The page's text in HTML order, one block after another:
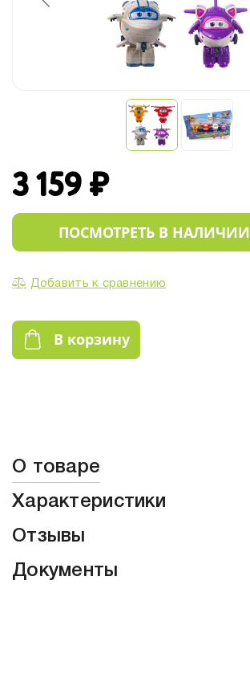
3 159 ₽
ПОСМОТРЕТЬ В НАЛИЧИИ
Добавить к сравнению
В корзину
О товаре
Характеристики
Отзывы
Документы